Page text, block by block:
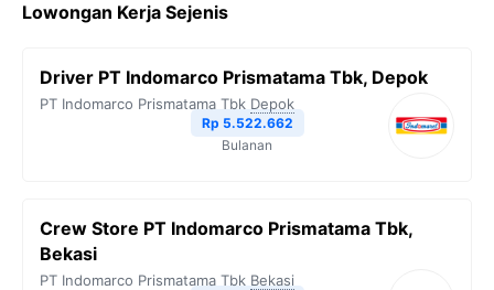
e
o
t
e
e
r
t
A
y
i
n
k
Lowongan Kerja Sejenis
Driver PT Indomarco Prismatama Tbk, Depok
PT Indomarco Prismatama Tbk Depok
Rp 5.522.662
Bulanan
Crew Store PT Indomarco Prismatama Tbk,
Bekasi
PT Indomarco Prismatama Tbk Bekasi